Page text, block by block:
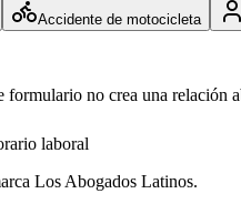
Accidente de motocicleta
formulario no crea una relación
laboral
Los Abogados Latinos.